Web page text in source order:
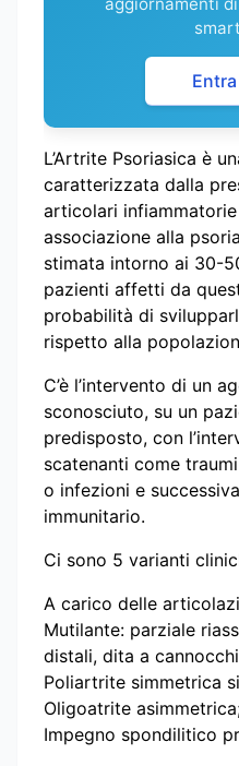
L’Artrite Psoriasica è
caratterizzata dalla
articolari
associazione alla
stimata intorno ai 30-
pazienti affetti da
probabilità di
rispetto alla
C’è l’intervento di un
sconosciuto, su un
predisposto, con
scatenanti come
o infezioni e
immunitario.
Ci sono 5 varianti
A carico delle
Mutilante: parziale
distali, dita a
Poliartrite simmetrica
Oligoatrite
Impegno spondilitico